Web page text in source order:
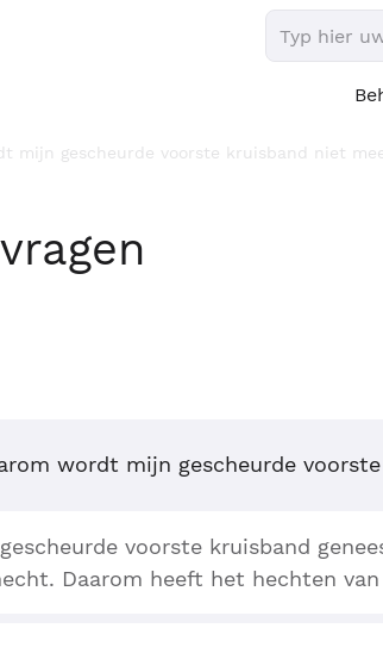
mijn gescheurde voorste kruisband niet
wordt mijn gescheurde
voorste kruisband
Daarom heeft het hechten